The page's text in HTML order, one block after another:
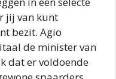
jij van kunt
bezit. Agio
de minister van
dat er voldoende